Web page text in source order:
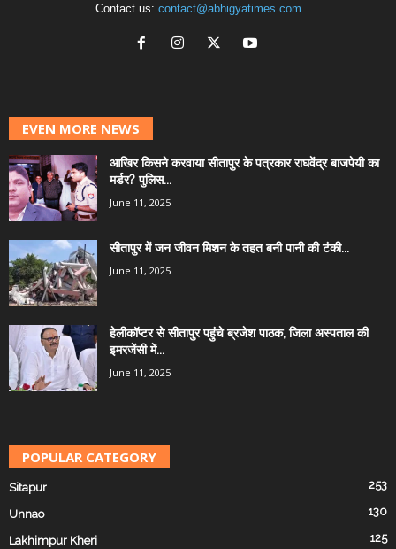
Contact us: contact@abhigyatimes.com
EVEN MORE NEWS
आखिर किसने करवाया सीतापुर के पत्रकार राघवेंद्र बाजपेयी का
मर्डर? पुलिस...
June 11, 2025
सीतापुर में जन जीवन मिशन के तहत बनी पानी की टंकी...
June 11, 2025
हेलीकॉप्टर से सीतापुर पहुंचे ब्रजेश पाठक, जिला अस्पताल की
इमरजेंसी में...
June 11, 2025
POPULAR CATEGORY
Sitapur 253
Unnao 130
Lakhimpur Kheri 125